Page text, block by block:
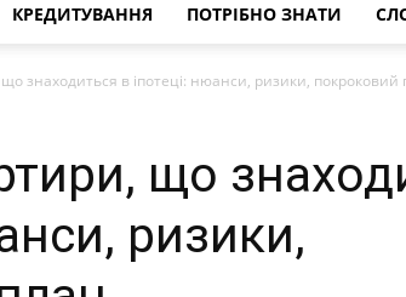
КРЕДИТУВАННЯ ПОТРІБНО ЗНАТИ
знаходиться в іпотеці: нюанси, ризики, покроковий
що
ризики,